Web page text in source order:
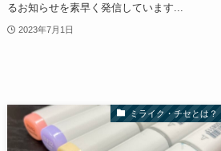
るお知らせを素早く発信しています...
2023年7月1日
ミライク・チセとは？